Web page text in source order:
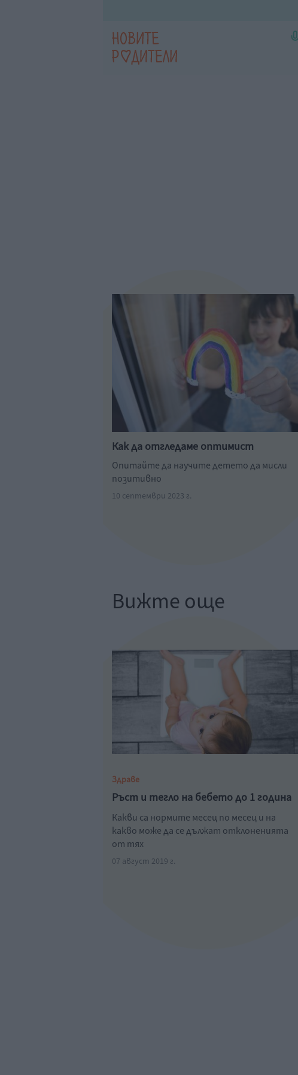
Как да отгледаме оптимист
Опитайте да научите детето да мисли
позитивно
10 септември 2023 г.
Вижте още
Здраве
Ръст и тегло на бебето до 1 година
Какви са нормите месец по месец и на
какво може да се дължат отклоненията
от тях
07 август 2019 г.